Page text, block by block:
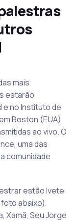
mais
estarão
e no Instituto de
Boston (EUA),
ao vivo. O
uma das
comunidade
estão Ivete
abaixo),
Xamã, Seu Jorge